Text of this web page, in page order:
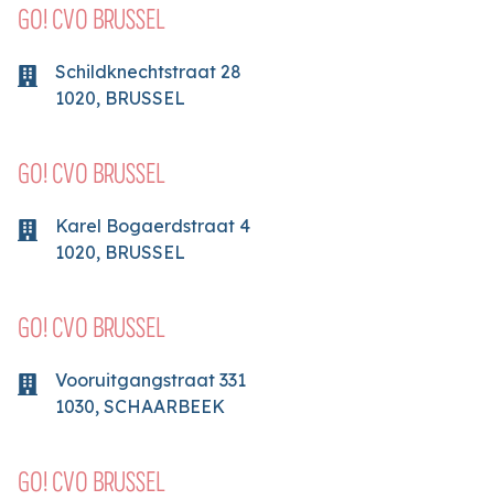
GO! CVO BRUSSEL
Schildknechtstraat 28
1020, BRUSSEL
GO! CVO BRUSSEL
Karel Bogaerdstraat 4
1020, BRUSSEL
GO! CVO BRUSSEL
Vooruitgangstraat 331
1030, SCHAARBEEK
GO! CVO BRUSSEL